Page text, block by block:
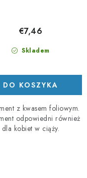
Skladem
€7,46
DO KOSZYKA
z kwasem foliowym.
odpowiedni również
dla kobiet w ciąży.